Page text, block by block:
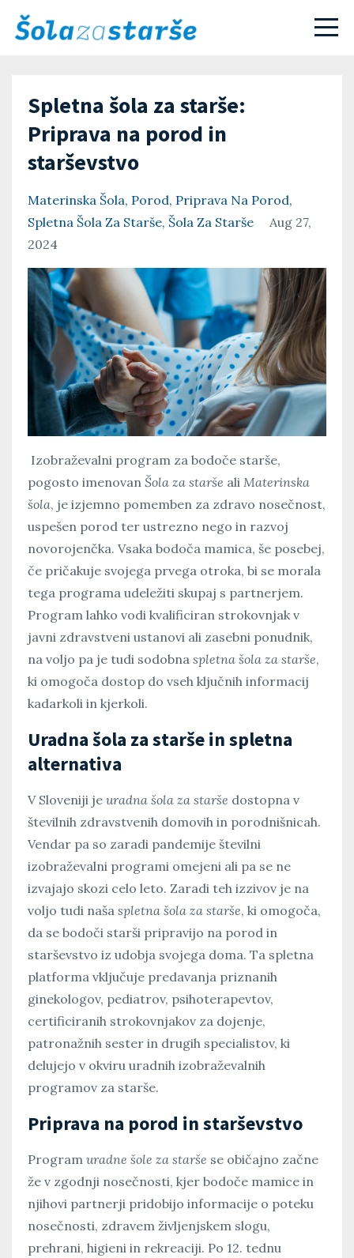
Spletna šola za starše:
Priprava na porod in
starševstvo
Materinska Šola Porod Priprava Na Porod
Spletna Šola Za Starše Šola Za Starše
Aug 27,
2024
Izobraževalni program za bodoče starše,
pogosto imenovan Šola za starše ali Materinska
šola, je izjemno pomemben za zdravo nosečnost,
uspešen porod ter ustrezno nego in razvoj
novorojenčka. Vsaka bodoča mamica, še posebej,
če pričakuje svojega prvega otroka, bi se morala
tega programa udeležiti skupaj s partnerjem.
Program lahko vodi kvalificiran strokovnjak v
javni zdravstveni ustanovi ali zasebni ponudnik,
na voljo pa je tudi sodobna spletna šola za starše,
ki omogoča dostop do vseh ključnih informacij
kadarkoli in kjerkoli.
Uradna šola za starše in spletna
alternativa
V Sloveniji je uradna šola za starše dostopna v
številnih zdravstvenih domovih in porodnišnicah.
Vendar pa so zaradi pandemije številni
izobraževalni programi omejeni ali pa se ne
izvajajo skozi celo leto. Zaradi teh izzivov je na
voljo tudi naša spletna šola za starše, ki omogoča,
da se bodoči starši pripravijo na porod in
starševstvo iz udobja svojega doma. Ta spletna
platforma vključuje predavanja priznanih
ginekologov, pediatrov, psihoterapevtov,
certificiranih strokovnjakov za dojenje,
patronažnih sester in drugih specialistov, ki
delujejo v okviru uradnih izobraževalnih
programov za starše.
Priprava na porod in starševstvo
Program uradne šole za starše se običajno začne
že v zgodnji nosečnosti, kjer bodoče mamice in
njihovi partnerji pridobijo informacije o poteku
nosečnosti, zdravem življenjskem slogu,
prehrani, higieni in rekreaciji. Po 12. tednu